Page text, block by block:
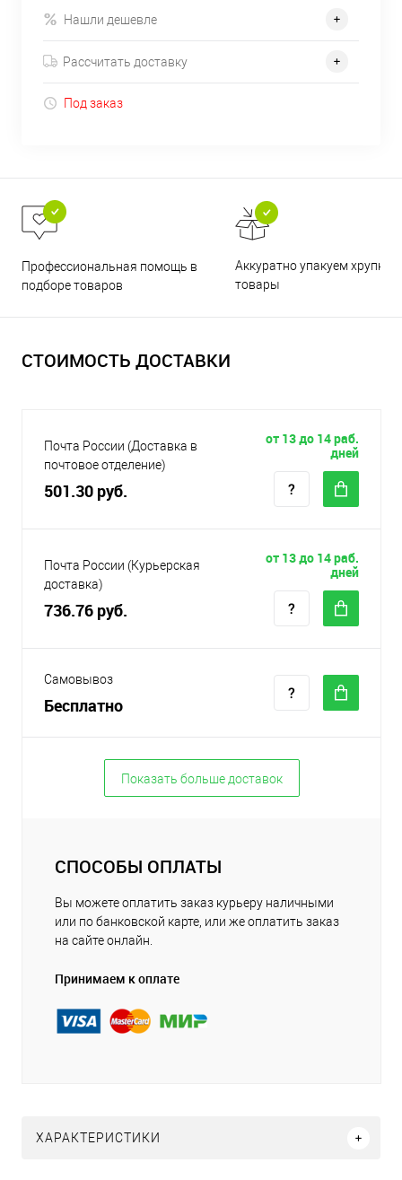
Нашли дешевле
Рассчитать доставку
Под заказ
Профессиональная помощь в
подборе товаров
Аккуратно упакуем хрупкие
товары
СТОИМОСТЬ ДОСТАВКИ
Почта России (Доставка в
почтовое отделение)
501.30 руб.
от 13 до 14 раб.
дней
Почта России (Курьерская
доставка)
736.76 руб.
от 13 до 14 раб.
дней
Самовывоз
Бесплатно
Показать больше доставок
СПОСОБЫ ОПЛАТЫ
Вы можете оплатить заказ курьеру наличными
или по банковской карте, или же оплатить заказ
на сайте онлайн.
Принимаем к оплате
ХАРАКТЕРИСТИКИ